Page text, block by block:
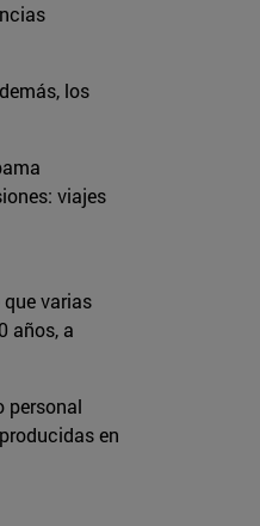
los
viajes
varias
años, a
personal
en